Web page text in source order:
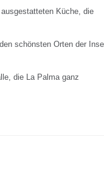
Küche, die
schönsten Orten der
die La Palma ganz